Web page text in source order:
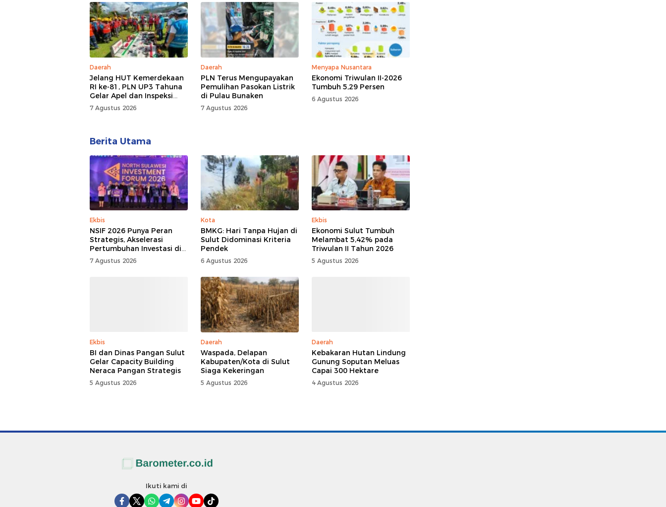
Daerah
Jelang HUT Kemerdekaan
RI ke-81, PLN UP3 Tahuna
Gelar Apel dan Inspeksi
Peralatan, Pastikan
Keandalan Listrik
7 Agustus 2026
Daerah
PLN Terus Mengupayakan
Pemulihan Pasokan Listrik
di Pulau Bunaken
7 Agustus 2026
Menyapa Nusantara
Ekonomi Triwulan II-2026
Tumbuh 5,29 Persen
6 Agustus 2026
Berita Utama
Ekbis
NSIF 2026 Punya Peran
Strategis, Akselerasi
Pertumbuhan Investasi di
Sulut
7 Agustus 2026
Kota
BMKG: Hari Tanpa Hujan di
Sulut Didominasi Kriteria
Pendek
6 Agustus 2026
Ekbis
Ekonomi Sulut Tumbuh
Melambat 5,42% pada
Triwulan II Tahun 2026
5 Agustus 2026
Ekbis
BI dan Dinas Pangan Sulut
Gelar Capacity Building
Neraca Pangan Strategis
5 Agustus 2026
Daerah
Waspada, Delapan
Kabupaten/Kota di Sulut
Siaga Kekeringan
5 Agustus 2026
Daerah
Kebakaran Hutan Lindung
Gunung Soputan Meluas
Capai 300 Hektare
4 Agustus 2026
Ikuti kami di